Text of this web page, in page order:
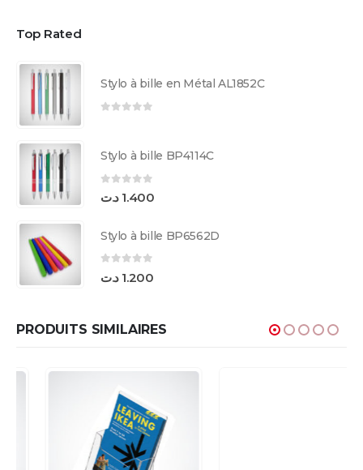
Top Rated
Stylo à bille en Métal AL1852C
Stylo à bille BP4114C
1.400 د.ت
Stylo à bille BP6562D
1.200 د.ت
PRODUITS SIMILAIRES